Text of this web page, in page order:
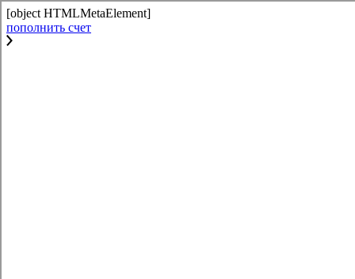
[object HTMLMetaElement]
пополнить счет